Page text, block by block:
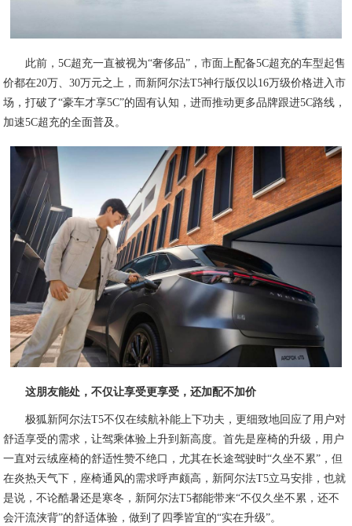
此前，5C超充一直被视为“奢侈品”，市面上配备5C超充的车型起售
价都在20万、30万元之上，而新阿尔法T5神行版仅以16万级价格进入市
场，打破了“豪车才享5C”的固有认知，进而推动更多品牌跟进5C路线，
加速5C超充的全面普及。
这朋友能处，不仅让享受更享受，还加配不加价
极狐新阿尔法T5不仅在续航补能上下功夫，更细致地回应了用户对
舒适享受的需求，让驾乘体验上升到新高度。首先是座椅的升级，用户
一直对云绒座椅的舒适性赞不绝口，尤其在长途驾驶时“久坐不累”，但
在炎热天气下，座椅通风的需求呼声颇高，新阿尔法T5立马安排，也就
是说，不论酷暑还是寒冬，新阿尔法T5都能带来“不仅久坐不累，还不
会汗流浃背”的舒适体验，做到了四季皆宜的“实在升级”。